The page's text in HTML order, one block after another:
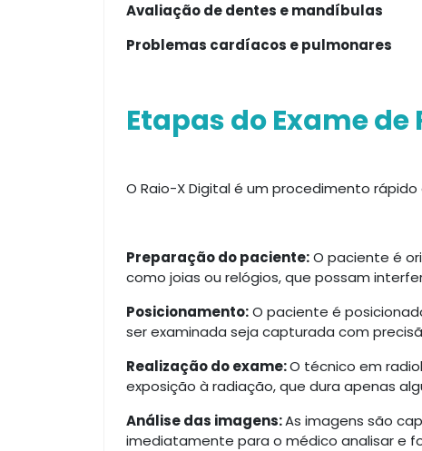
Avaliação de dentes e mandíbulas
Problemas cardíacos e pulmonares
Etapas do Exame
O Raio-X Digital é um procedimento
Preparação do paciente:O paciente é
como joias ou relógios, que possam
Posicionamento:O paciente é
ser examinada seja capturada com
Realização do exame:O técnico em
exposição à radiação, que dura apenas
Análise das imagens:As imagens são
imediatamente para o médico analisar e